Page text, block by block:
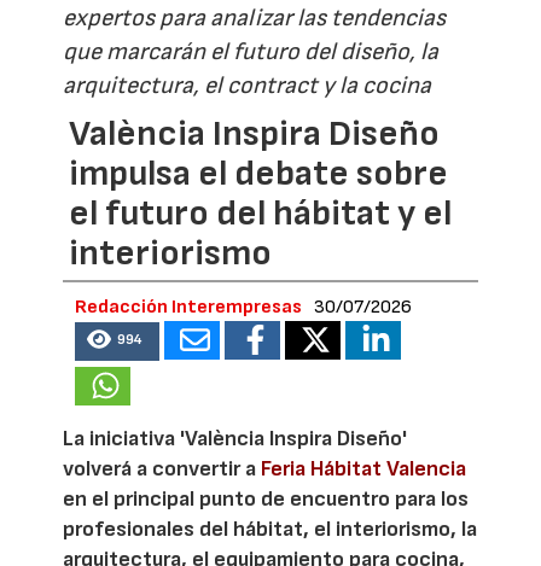
expertos para analizar las tendencias
que marcarán el futuro del diseño, la
arquitectura, el contract y la cocina
València Inspira Diseño
impulsa el debate sobre
el futuro del hábitat y el
interiorismo
Redacción Interempresas 30/07/2026
994
La iniciativa 'València Inspira Diseño'
volverá a convertir a Feria Hábitat Valencia
en el principal punto de encuentro para los
profesionales del hábitat, el interiorismo, la
arquitectura, el equipamiento para cocina,